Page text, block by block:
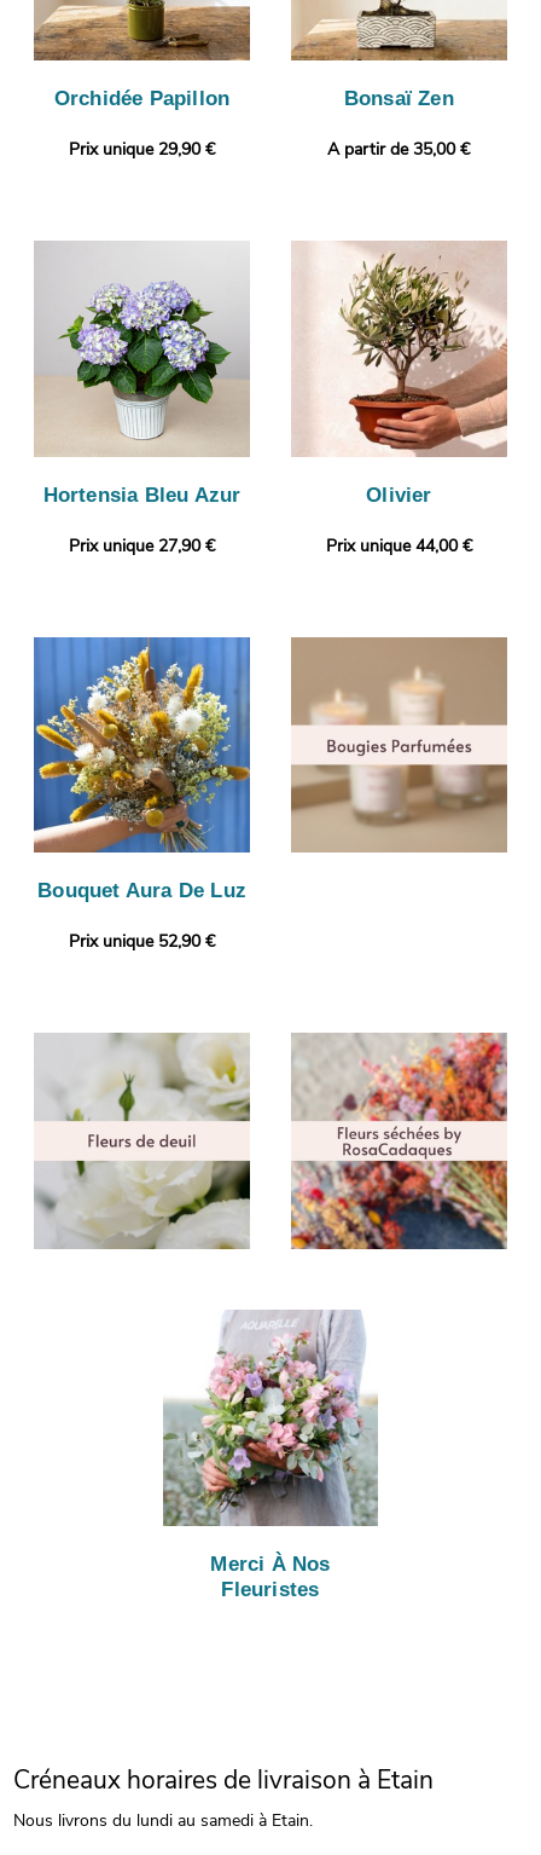
Orchidée Papillon
Prix unique 29,90 €
Bonsaï Zen
A partir de 35,00 €
Hortensia Bleu Azur
Prix unique 27,90 €
Olivier
Prix unique 44,00 €
Bouquet Aura De Luz
Prix unique 52,90 €
Merci À Nos
Fleuristes
Créneaux horaires de livraison à Etain
Nous livrons du lundi au samedi à Etain.